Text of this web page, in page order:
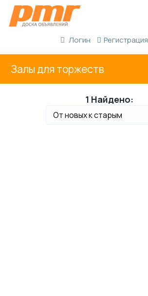
Логин Регистрация
Залы для торжеств
1 Найдено: